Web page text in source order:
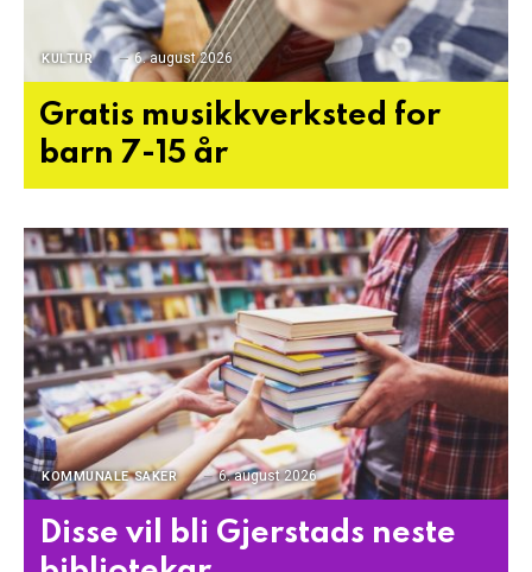
KULTUR 6. august 2026
Gratis musikkverksted for
barn 7-15 år
KOMMUNALE SAKER 6. august 2026
Disse vil bli Gjerstads neste